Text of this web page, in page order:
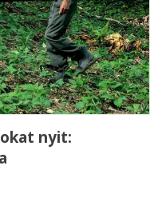
nyit: